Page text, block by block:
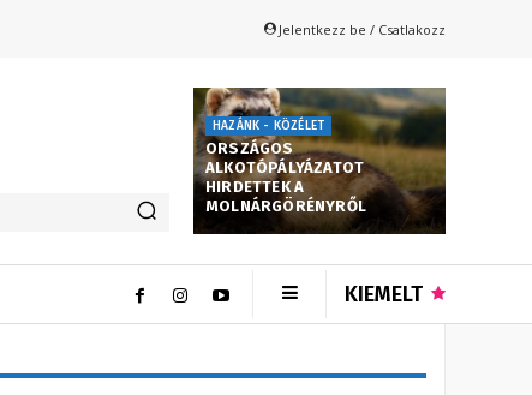
Jelentkezz be / Csatlakozz
HAZÁNK - KÖZÉLET
ORSZÁGOS
ALKOTÓPÁLYÁZATOT
HIRDETTEK A
MOLNÁRGÖRÉNYRŐL
KIEMELT